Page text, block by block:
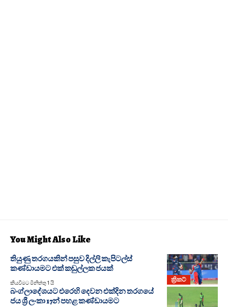
You Might Also Like
ක්‍රිකට්
තියුණු තරගයකින් පසුව දිල්ලි කැපිටල්ස්
කණ්ඩායමට එක් කඩුල්ලක ජයක්
කියවීමට මිනිත්තු 1 යි
බංග්ලාදේශයට එරෙහි දෙවන එක්දින තරගයේ
ජය ශ්‍රී ලංකා 17න් පහළ කණ්ඩායමට